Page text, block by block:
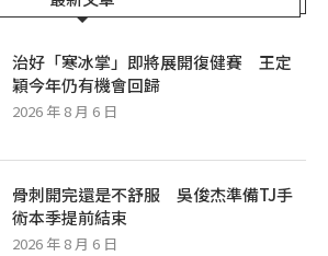
治好「寒冰掌」即將展開復健賽 王定
穎今年仍有機會回歸
2026 年 8 月 6 日
骨刺開完還是不舒服 吳俊杰準備TJ手
術本季提前結束
2026 年 8 月 6 日